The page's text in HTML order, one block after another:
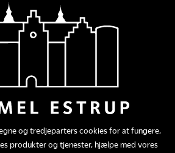
med logo
logo både udenpå og indeni.
og tredjeparters cookies for at fungere,
produkter og tjenester, hjælpe med vores